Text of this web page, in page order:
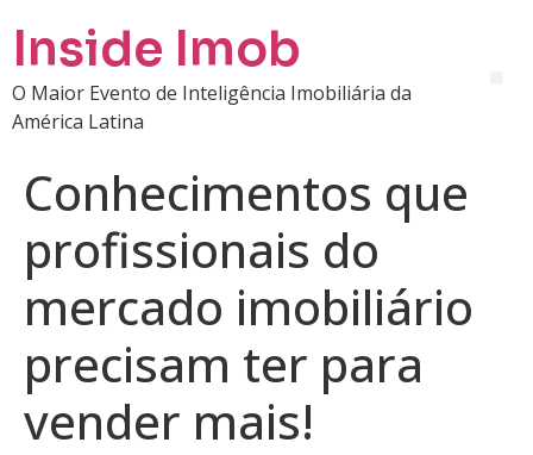
Inside Imob
O Maior Evento de Inteligência Imobiliária da
América Latina
Conhecimentos que
profissionais do
mercado imobiliário
precisam ter para
vender mais!